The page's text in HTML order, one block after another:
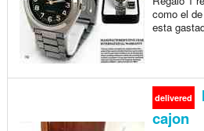
como el
esta
delivered
cajon